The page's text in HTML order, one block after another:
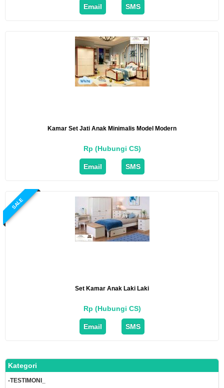
Email SMS
Kamar Set Jati Anak Minimalis Model Modern
Rp (Hubungi CS)
Email SMS
SALE
Set Kamar Anak Laki Laki
Rp (Hubungi CS)
Email SMS
Kategori
-TESTIMONI_